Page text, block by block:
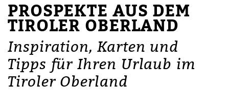
PROSPEKTE AUS DEM
TIROLER OBERLAND
Inspiration, Karten und
Tipps für Ihren Urlaub im
Tiroler Oberland